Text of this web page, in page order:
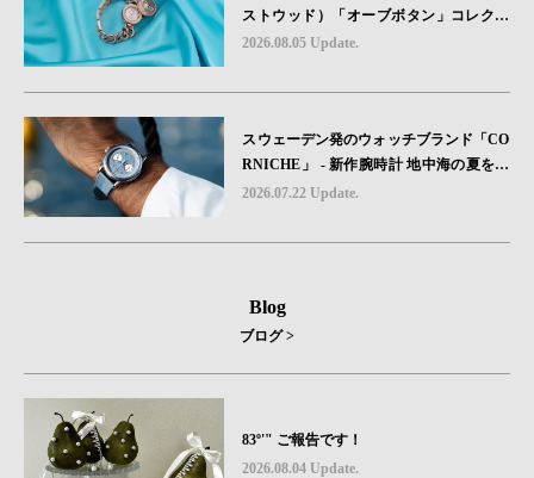
ストウッド）「オーブボタン」コレクシ
ョンに、⽇本限定カラーのローズゴール
2026.08.05 Update.
スウェーデン発のウォッチブランド「CO
RNICHE」 - 新作腕時計 地中海の夏を映
す、爽やかなブルーダイヤル「Heritage C
2026.07.22 Update.
Blog
ブログ >
83º'" ご報告です！
2026.08.04 Update.